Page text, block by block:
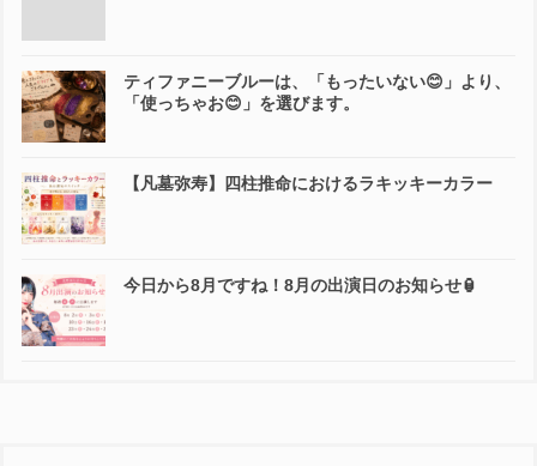
ティファニーブルーは、「もったいない😊」より、
「使っちゃお😊」を選びます。
【凡墓弥寿】四柱推命におけるラキッキーカラー
今日から8月ですね！8月の出演日のお知らせ🏮